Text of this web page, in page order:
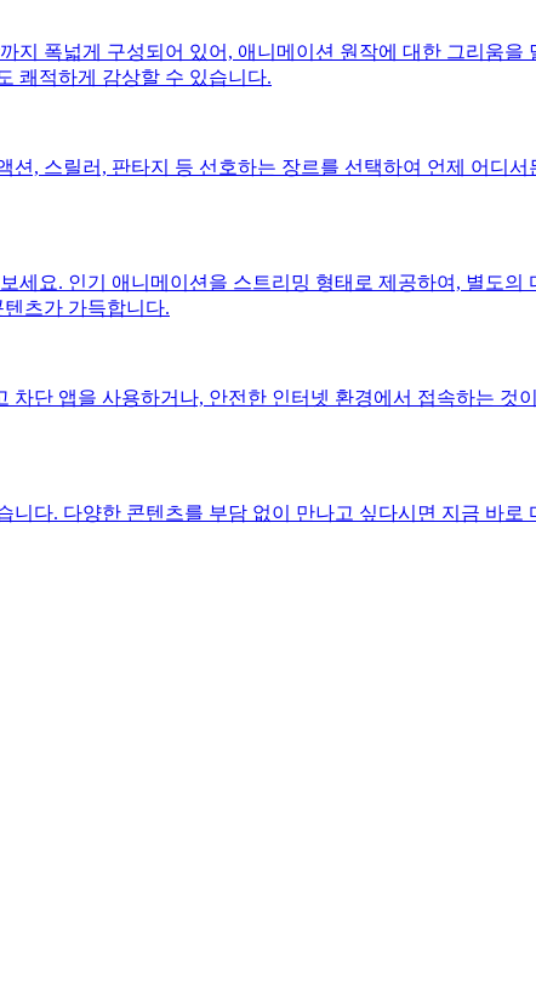
지 폭넓게 구성되어 있어, 애니메이션 원작에 대한 그리움을
쾌적하게 감상할 수 있습니다.
션, 스릴러, 판타지 등 선호하는 장르를 선택하여 언제 어디
세요. 인기 애니메이션을 스트리밍 형태로 제공하여, 별도의
츠가 가득합니다.
단 앱을 사용하거나, 안전한 인터넷 환경에서 접속하는 것
니다. 다양한 콘텐츠를 부담 없이 만나고 싶다시면 지금 바로